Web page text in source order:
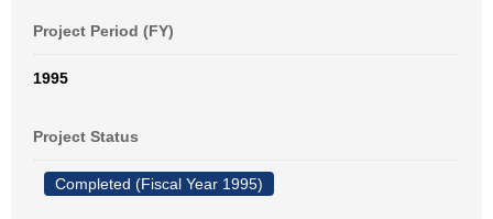
Project Period (FY)
1995
Project Status
Completed (Fiscal Year 1995)